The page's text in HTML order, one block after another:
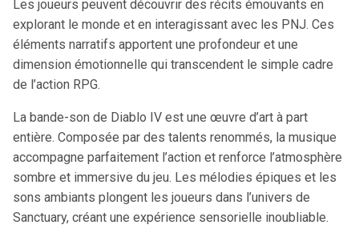
Les joueurs peuvent découvrir des récits émouvants en
explorant le monde et en interagissant avec les PNJ. Ces
éléments narratifs apportent une profondeur et une
dimension émotionnelle qui transcendent le simple cadre
de l’action RPG.
La bande-son de Diablo IV est une œuvre d’art à part
entière. Composée par des talents renommés, la musique
accompagne parfaitement l’action et renforce l’atmosphère
sombre et immersive du jeu. Les mélodies épiques et les
sons ambiants plongent les joueurs dans l’univers de
Sanctuary, créant une expérience sensorielle inoubliable.